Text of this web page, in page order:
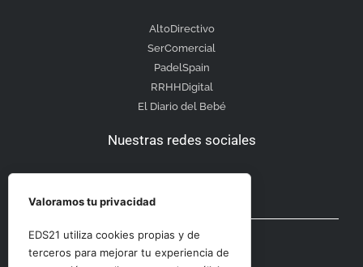
AltoDirectivo
SerComercial
PadelSpain
RRHHDigital
El Diario del Bebé
Nuestras redes sociales
Otras secciones
Valoramos tu privacidad
EDS21 utiliza cookies propias y de
terceros para mejorar tu experiencia de